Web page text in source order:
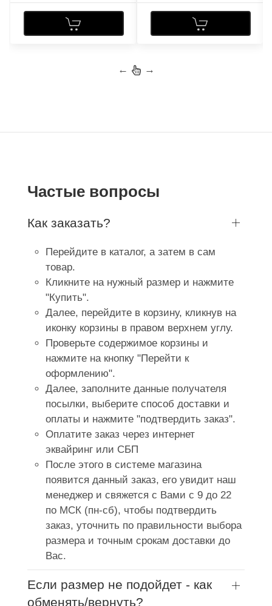
← →
Частые вопросы
Как заказать?
Перейдите в каталог, а затем в сам
товар.
Кликните на нужный размер и нажмите
"Купить".
Далее, перейдите в корзину, кликнув на
иконку корзины в правом верхнем углу.
Проверьте содержимое корзины и
нажмите на кнопку "Перейти к
оформлению".
Далее, заполните данные получателя
посылки, выберите способ доставки и
оплаты и нажмите "подтвердить заказ".
Оплатите заказ через интернет
эквайринг или СБП
После этого в системе магазина
появится данный заказ, его увидит наш
менеджер и свяжется с Вами с 9 до 22
по МСК (пн-сб), чтобы подтвердить
заказ, уточнить по правильности выбора
размера и точным срокам доставки до
Вас.
Если размер не подойдет - как
обменять/вернуть?